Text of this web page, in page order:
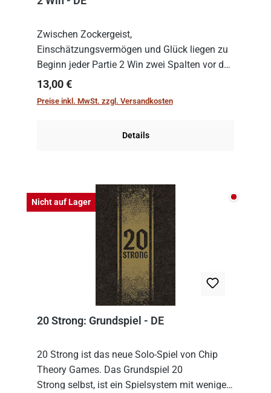
Zwischen Zockergeist,
Einschätzungsvermögen und Glück liegen zu
Beginn jeder Partie 2 Win zwei Spalten vor den
Spielenden aus, die es in die Höhe zu treiben
gilt. Doch das geht natürlich nur, solange man
Regulärer Preis:
13,00 €
Preise inkl. MwSt. zzgl. Versandkosten
Details
Nicht auf Lager Nicht
20 Strong: Grundspiel - DE
20 Strong ist das neue Solo-Spiel von Chip
Theory Games. Das Grundspiel 20
Strong selbst, ist ein Spielsystem mit wenigen,